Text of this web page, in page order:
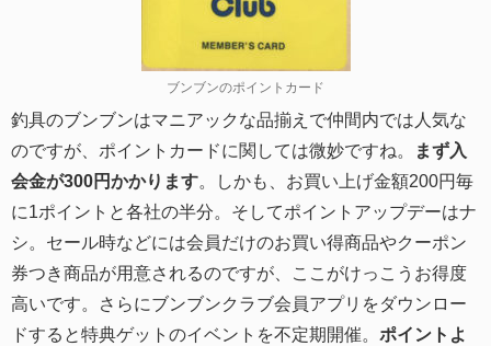
ブンブンのポイントカード
釣具のブンブンはマニアックな品揃えで仲間内では人気な
のですが、ポイントカードに関しては微妙ですね。
まず入
会金が300円かかります 。しかも、お買い上げ金額200円毎
に1ポイントと各社の半分。そしてポイントアップデーはナ
シ。セール時などには会員だけのお買い得商品やクーポン
券つき商品が用意されるのですが、ここがけっこうお得度
高いです。さらにブンブンクラブ会員アプリをダウンロー
ドすると特典ゲットのイベントを不定期開催。 ポイントよ